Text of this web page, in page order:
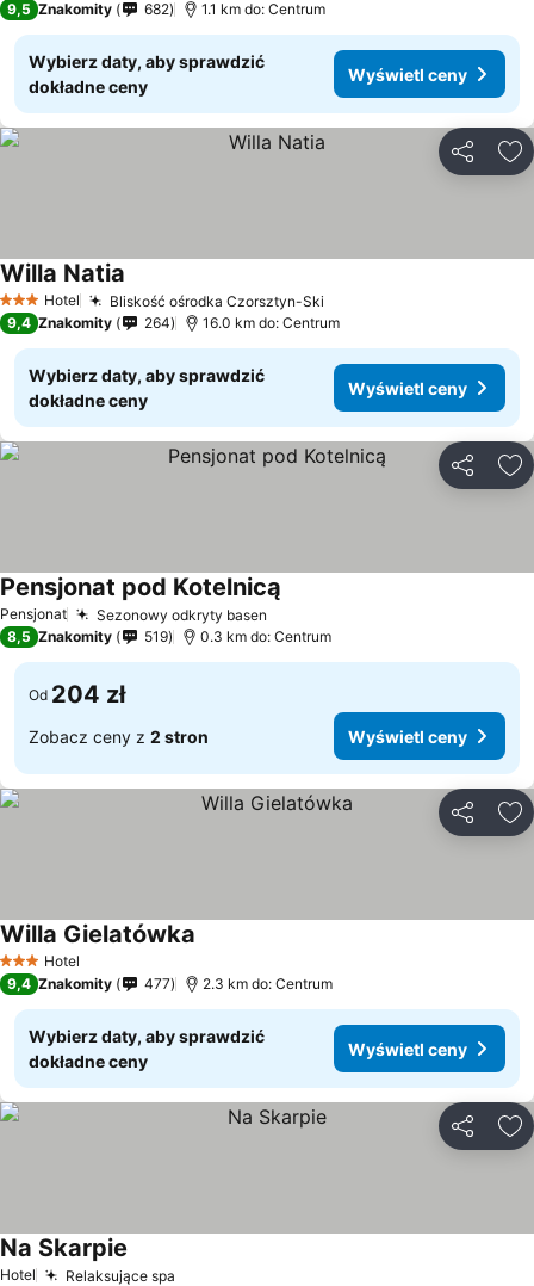
9,5 Znakomity 682 1.1 km do: Centrum
Wybierz daty, aby sprawdzić
dokładne ceny
Wyświetl ceny
3 Kategoria
Hotel Bliskość ośrodka Czorsztyn-Ski
Willa Natia
9,4 Znakomity 264 16.0 km do: Centrum
Wybierz daty, aby sprawdzić
dokładne ceny
Wyświetl ceny
Pensjonat Sezonowy odkryty basen
Pensjonat pod Kotelnicą
8,5 Znakomity 519 0.3 km do: Centrum
Od 204 zł
Zobacz ceny z 2 stron Wyświetl ceny
3 Kategoria
Hotel
Willa Gielatówka
9,4 Znakomity 477 2.3 km do: Centrum
Wybierz daty, aby sprawdzić
dokładne ceny
Wyświetl ceny
Hotel Relaksujące spa
Na Skarpie